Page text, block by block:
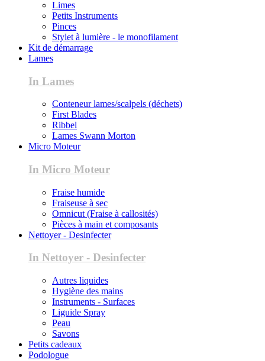
Limes
Petits Instruments
Pinces
Stylet à lumière - le monofilament
Kit de démarrage
Lames
In Lames
Conteneur lames/scalpels (déchets)
First Blades
Ribbel
Lames Swann Morton
Micro Moteur
In Micro Moteur
Fraise humide
Fraiseuse à sec
Omnicut (Fraise à callosités)
Pièces à main et composants
Nettoyer - Desinfecter
In Nettoyer - Desinfecter
Autres liquides
Hygiène des mains
Instruments - Surfaces
Liguide Spray
Peau
Savons
Petits cadeaux
Podologue